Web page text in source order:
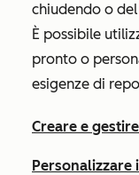
chiudendo o
È possibile
pronto o
esigenze di
Creare e
Personalizzare